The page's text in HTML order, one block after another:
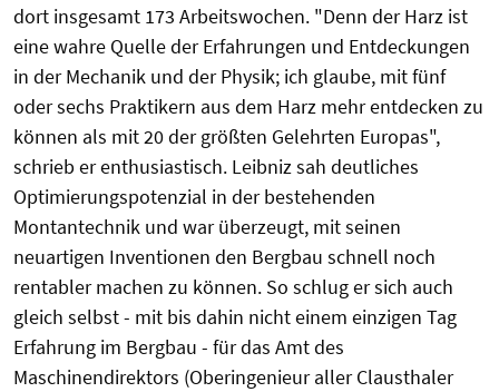
dort insgesamt 173 Arbeitswochen. "Denn der Harz ist
eine wahre Quelle der Erfahrungen und Entdeckungen
in der Mechanik und der Physik; ich glaube, mit fünf
oder sechs Praktikern aus dem Harz mehr entdecken zu
können als mit 20 der größten Gelehrten Europas",
schrieb er enthusiastisch. Leibniz sah deutliches
Optimierungspotenzial in der bestehenden
Montantechnik und war überzeugt, mit seinen
neuartigen Inventionen den Bergbau schnell noch
rentabler machen zu können. So schlug er sich auch
gleich selbst - mit bis dahin nicht einem einzigen Tag
Erfahrung im Bergbau - für das Amt des
Maschinendirektors (Oberingenieur aller Clausthaler